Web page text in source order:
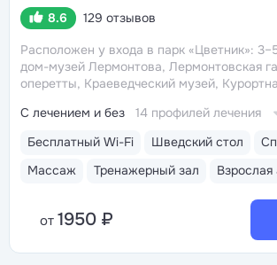
8.6
129 отзывов
Расположен у входа в парк «Цветник»:
дом-музей Лермонтова, Лермонтовская
оперетты, Краеведческий музей,
питьевая галерея Пятигорска с тремя
минеральных источников № 2, № 17,
«Красноармейский» в трех минутах
выбор программ пребывания: без
Часть номеров прошла реновацию в
Гости отмечают, что в номерах чисто,
Во всех номера установлены кондиционеры
Бесплатный Wi-Fi Шведский стол
Массаж
Тренажерный зал
С лечением и без 14 профилей лечения
от 1950 ₽